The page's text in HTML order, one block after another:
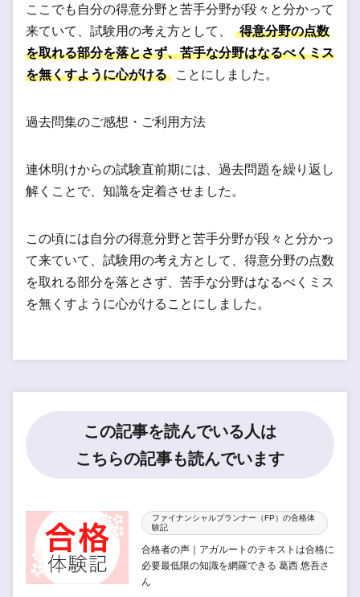
ここでも自分の得意分野と苦手分野が段々と分かって
来ていて、試験用の考え方として、
得意分野の点数
を取れる部分を落とさず、苦手な分野はなるべくミス
を無くすように心がける
ことにしました。
過去問集のご感想・ご利用方法
連休明けからの試験直前期には、過去問題を繰り返し
解くことで、知識を定着させました。
この頃には自分の得意分野と苦手分野が段々と分かっ
て来ていて、試験用の考え方として、得意分野の点数
を取れる部分を落とさず、苦手な分野はなるべくミス
を無くすように心がけることにしました。
この記事を読んでいる人は
こちらの記事も読んでいます
ファイナンシャルプランナー（FP）の合格体
験記
合格者の声｜アガルートのテキストは合格に
必要最低限の知識を網羅できる 葛西 悠吾さ
ん